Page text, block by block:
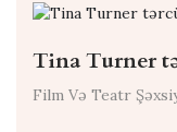
Tina Turner
Film Və Teatr